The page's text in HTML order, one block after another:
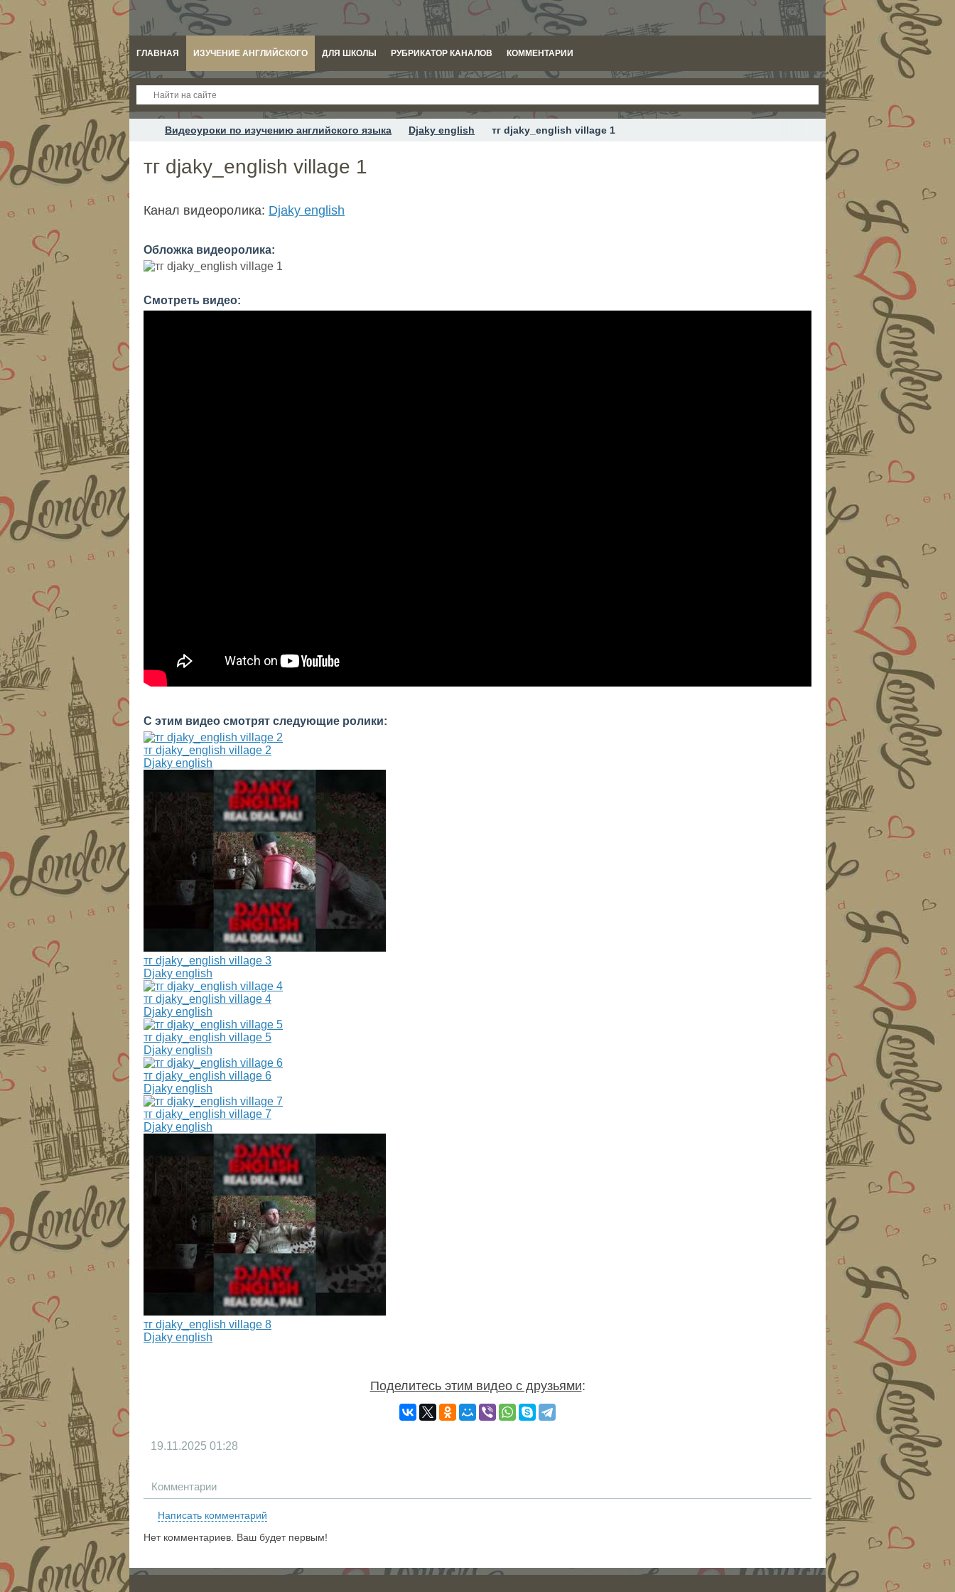
ГЛАВНАЯ ИЗУЧЕНИЕ АНГЛИЙСКОГО ДЛЯ ШКОЛЫ РУБРИКАТОР КАНАЛОВ КОММЕНТАРИИ
Видеоуроки по изучению английского языка Djaky english тг djaky_english village 1
тг djaky_english village 1
Канал видеоролика: Djaky english
Обложка видеоролика:
Смотреть видео:
С этим видео смотрят следующие ролики:
тг djaky_english village 2
Djaky english
тг djaky_english village 3
Djaky english
тг djaky_english village 4
Djaky english
тг djaky_english village 5
Djaky english
тг djaky_english village 6
Djaky english
тг djaky_english village 7
Djaky english
тг djaky_english village 8
Djaky english
Поделитесь этим видео с друзьями:
19.11.2025 01:28
Комментарии
Написать комментарий
Нет комментариев. Ваш будет первым!